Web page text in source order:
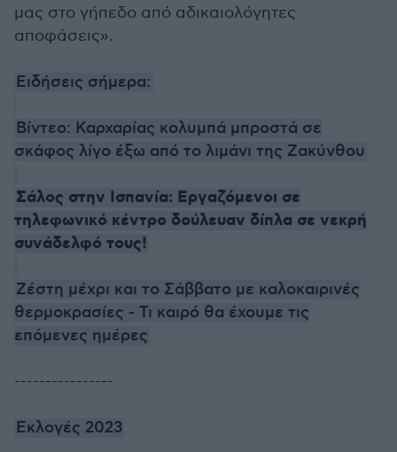
μας στο γήπεδο από αδικαιολόγητες
αποφάσεις».
Ειδήσεις σήμερα:
Βίντεο: Καρχαρίας κολυμπά μπροστά σε
σκάφος λίγο έξω από το λιμάνι της Ζακύνθου
Σάλος στην Ισπανία: Εργαζόμενοι σε
τηλεφωνικό κέντρο δούλευαν δίπλα σε νεκρή
συνάδελφό τους!
Ζέστη μέχρι και το Σάββατο με καλοκαιρινές
θερμοκρασίες - Τι καιρό θα έχουμε τις
επόμενες ημέρες
----------------
Εκλογές 2023